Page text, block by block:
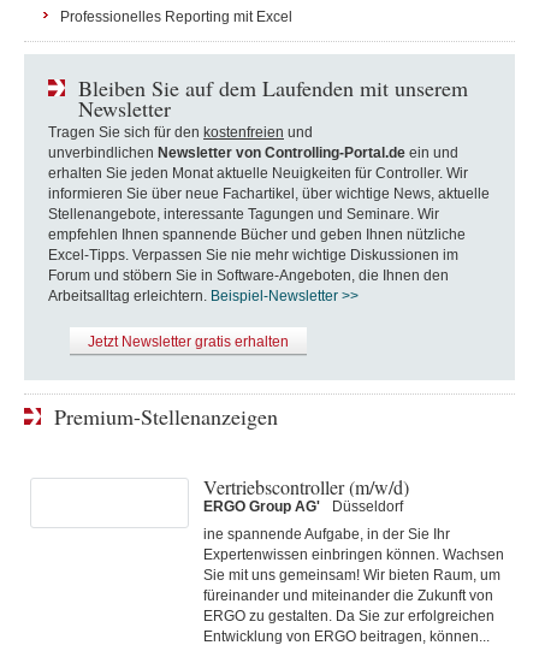
Professionelles Reporting mit Excel
Bleiben Sie auf dem Laufenden mit unserem
Newsletter
Tragen Sie sich für den kostenfreien und
unverbindlichen Newsletter von Controlling-Portal.de ein und
erhalten Sie jeden Monat aktuelle Neuigkeiten für Controller. Wir
informieren Sie über neue Fachartikel, über wichtige News, aktuelle
Stellenangebote, interessante Tagungen und Seminare. Wir
empfehlen Ihnen spannende Bücher und geben Ihnen nützliche
Excel-Tipps. Verpassen Sie nie mehr wichtige Diskussionen im
Forum und stöbern Sie in Software-Angeboten, die Ihnen den
Arbeitsalltag erleichtern. Beispiel-Newsletter >>
Jetzt Newsletter gratis erhalten
Premium-Stellenanzeigen
Vertriebscontroller (m/w/d)
ERGO Group AG'
Düsseldorf
ine spannende Aufgabe, in der Sie Ihr
Expertenwissen einbringen können. Wachsen
Sie mit uns gemeinsam! Wir bieten Raum, um
füreinander und miteinander die Zukunft von
ERGO zu gestalten. Da Sie zur erfolgreichen
Entwicklung von ERGO beitragen, können...